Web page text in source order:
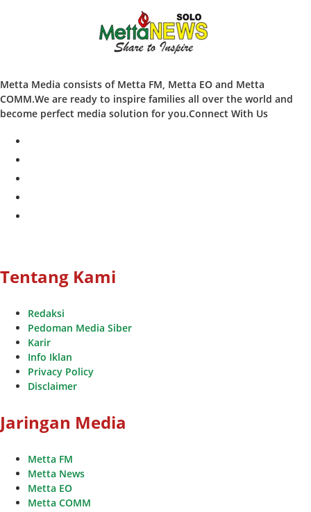
Metta Media consists of Metta FM, Metta EO and Metta
COMM.We are ready to inspire families all over the world and
become perfect media solution for you.Connect With Us
Tentang Kami
Redaksi
Pedoman Media Siber
Karir
Info Iklan
Privacy Policy
Disclaimer
Jaringan Media
Metta FM
Metta News
Metta EO
Metta COMM